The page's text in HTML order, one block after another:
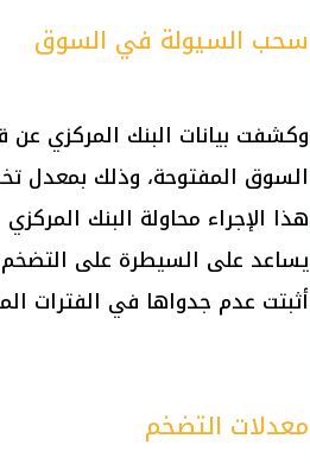
سحب السيولة في السوق
هذا الإجراء محاولة البنك
يساعد على السيطرة على
أثبتت عدم جدواها في الفترات
معدلات التضخم